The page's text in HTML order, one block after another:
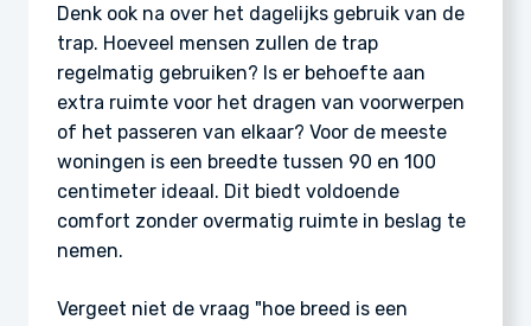
Denk ook na over het dagelijks gebruik van de
trap. Hoeveel mensen zullen de trap
regelmatig gebruiken? Is er behoefte aan
extra ruimte voor het dragen van voorwerpen
of het passeren van elkaar? Voor de meeste
woningen is een breedte tussen 90 en 100
centimeter ideaal. Dit biedt voldoende
comfort zonder overmatig ruimte in beslag te
nemen.
Vergeet niet de vraag "hoe breed is een